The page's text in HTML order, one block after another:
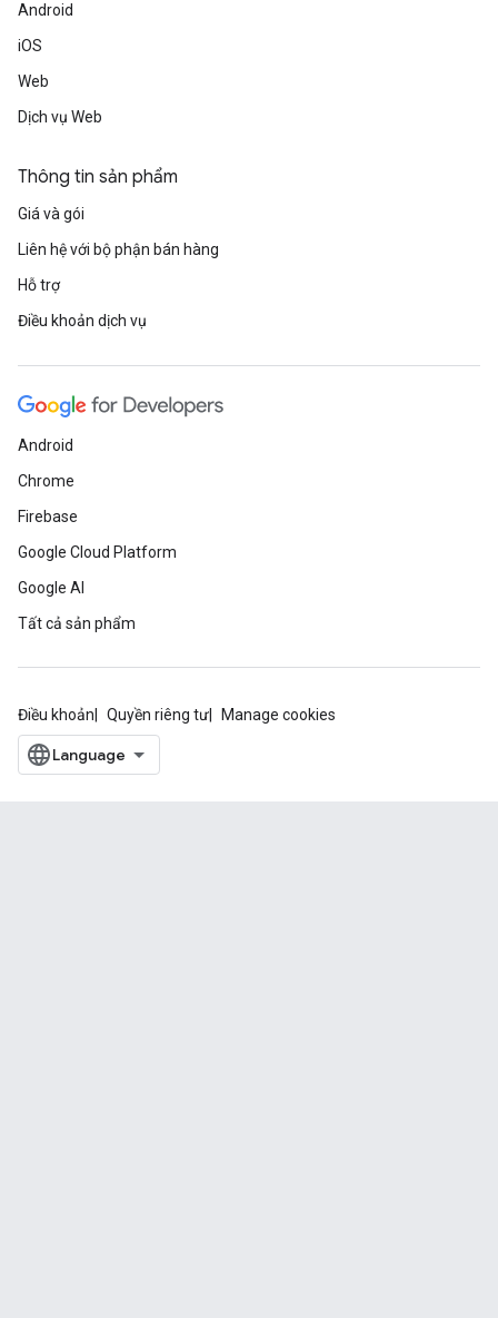
Android
iOS
Web
Dịch vụ Web
Thông tin sản phẩm
Giá và gói
Liên hệ với bộ phận bán hàng
Hỗ trợ
Điều khoản dịch vụ
Android
Chrome
Firebase
Google Cloud Platform
Google AI
Tất cả sản phẩm
Điều khoản Quyền riêng tư Manage cookies